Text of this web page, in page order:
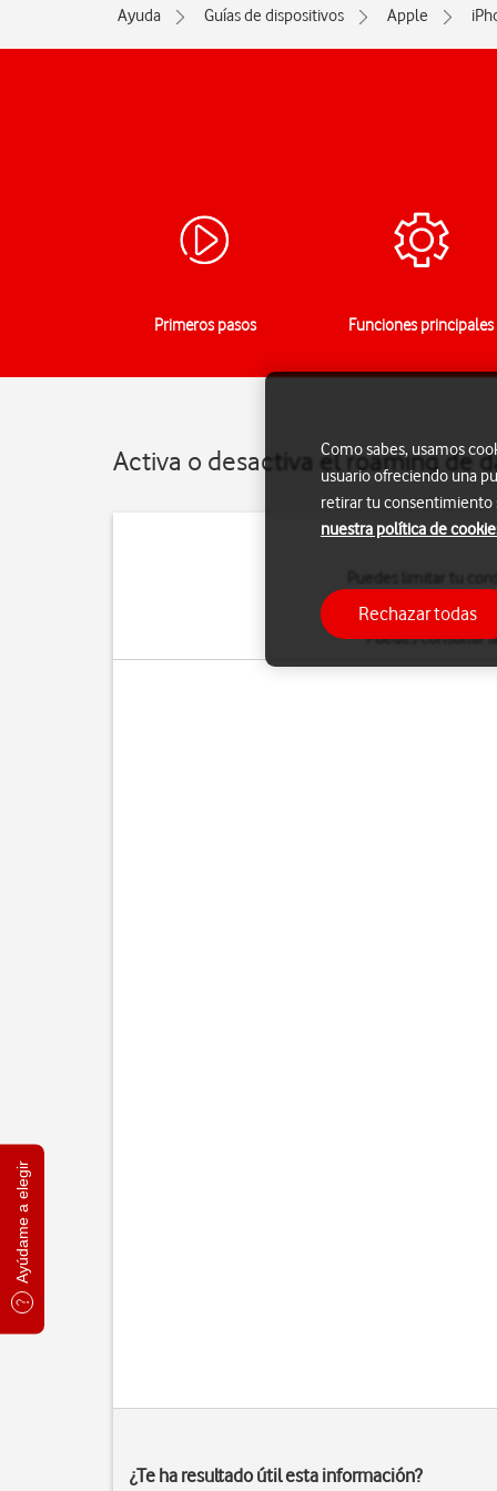
Ayúdame a elegir
Ayuda Guías de dispositivos Apple
Primeros pasos Funciones principales
Activa o desactiva el roaming de
establece conexión
Puedes consultar
¿Te ha resultado útil esta información?
Como sabes, usamos
usuario ofreciendo una
retirar tu consentimiento
nuestra política de
Rechazar todas